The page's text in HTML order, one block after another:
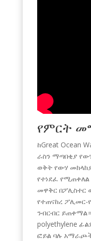
የምርት
ከGreat Ocean
ራስን ማጣበቂያ
ወቅት የውሃ
የተነደፈ
መዋቅር በፖሊስተር
የተጠናከረ ፖሊመር-
ንብርብር
polyethylene
ፎይል ባሉ